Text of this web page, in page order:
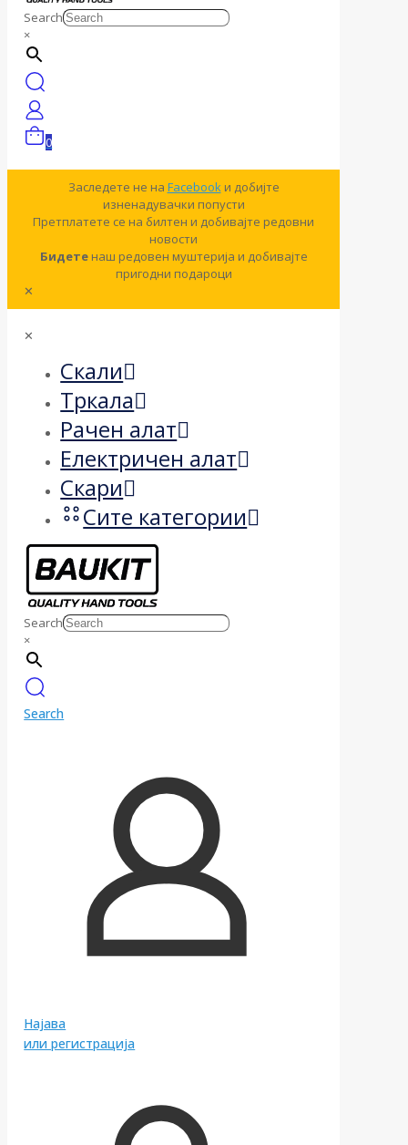
Search
×
0
Заследете не на Facebookи добијте
изненадувачки попусти
Претплатете се на билтен и добивајте редовни
новости
Бидетенаш редовен муштерија и добивајте
пригодни подароци
✕
✕
Скали
Тркала
Рачен алат
Електричен алат
Скари
Сите категории
Search
×
Search
Најава
или регистрација